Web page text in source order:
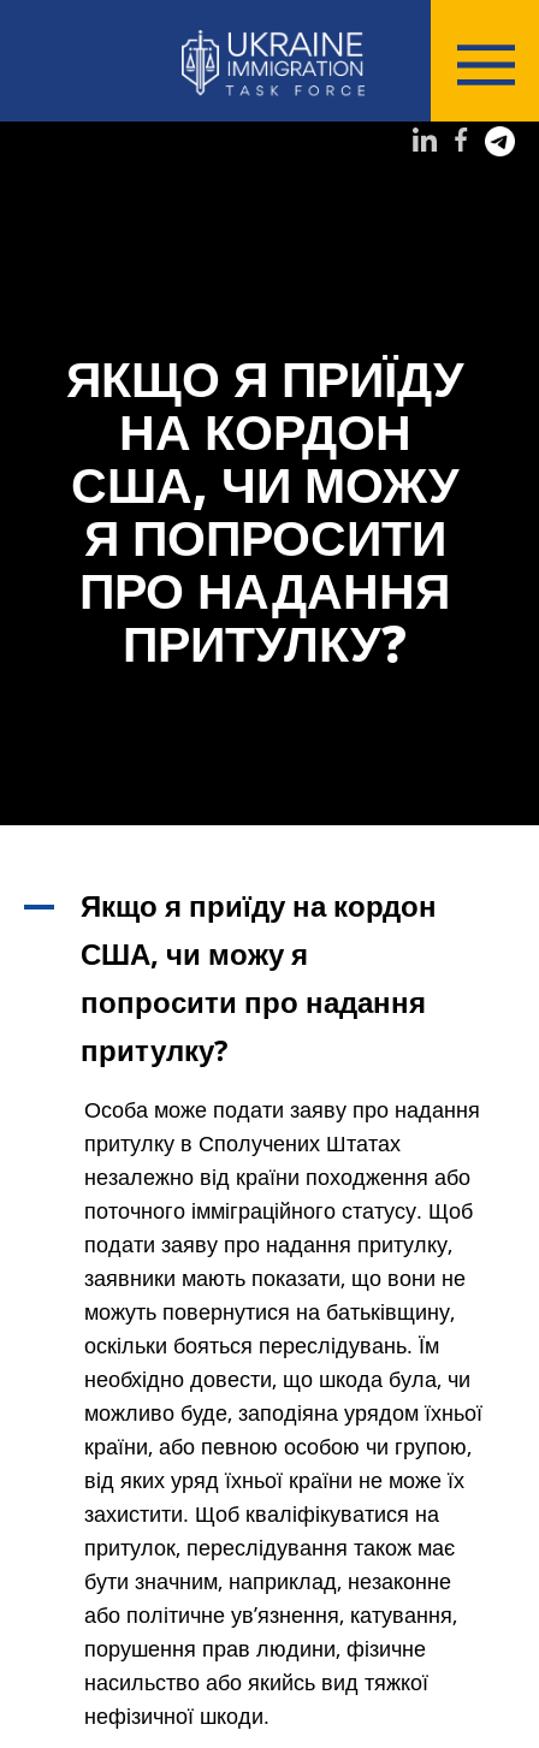
ЯКЩО Я ПРИЇДУ
НА КОРДОН
США, ЧИ МОЖУ
Я ПОПРОСИТИ
ПРО НАДАННЯ
ПРИТУЛКУ?
A
Якщо я приїду на кордон
США, чи можу я
попросити про надання
притулку?
Особа може подати заяву про надання
притулку в Сполучених Штатах
незалежно від країни походження або
поточного імміграційного статусу. Щоб
подати заяву про надання притулку,
заявники мають показати, що вони не
можуть повернутися на батьківщину,
оскільки бояться переслідувань. Їм
необхідно довести, що шкода була, чи
можливо буде, заподіяна урядом їхньої
країни, або певною особою чи групою,
від яких уряд їхньої країни не може їх
захистити. Щоб кваліфікуватися на
притулок, переслідування також має
бути значним, наприклад, незаконне
або політичне ув’язнення, катування,
порушення прав людини, фізичне
насильство або якийсь вид тяжкої
нефізичної шкоди.